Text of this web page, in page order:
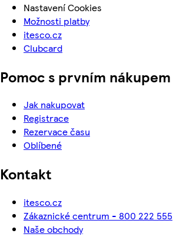
Nastavení Cookies
Možnosti platby
itesco.cz
Clubcard
Pomoc s prvním nákupem
Jak nakupovat
Registrace
Rezervace času
Oblíbené
Kontakt
itesco.cz
Zákaznické centrum - 800 222 555
Naše obchody